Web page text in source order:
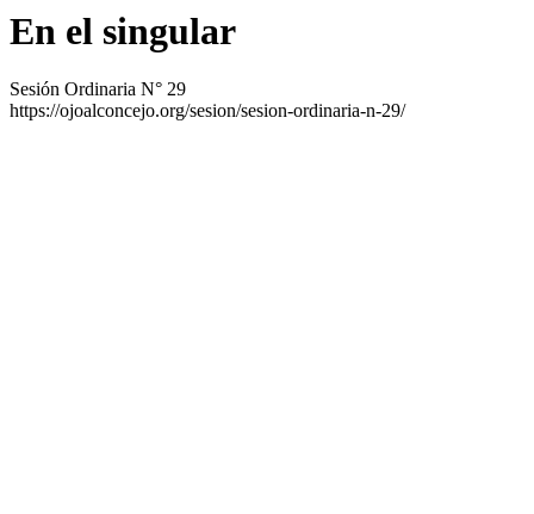
En el singular
Sesión Ordinaria N° 29
https://ojoalconcejo.org/sesion/sesion-ordinaria-n-29/